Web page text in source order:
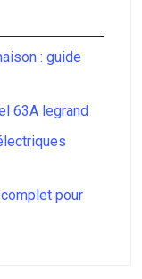
: guide
63A legrand
pour